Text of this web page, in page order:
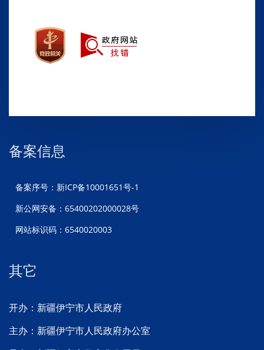
备案信息
备案序号：新ICP备10001651号-1
新公网安备：65400202000028号
网站标识码：6540020003
其它
开办：新疆伊宁市人民政府
主办：新疆伊宁市人民政府办公室